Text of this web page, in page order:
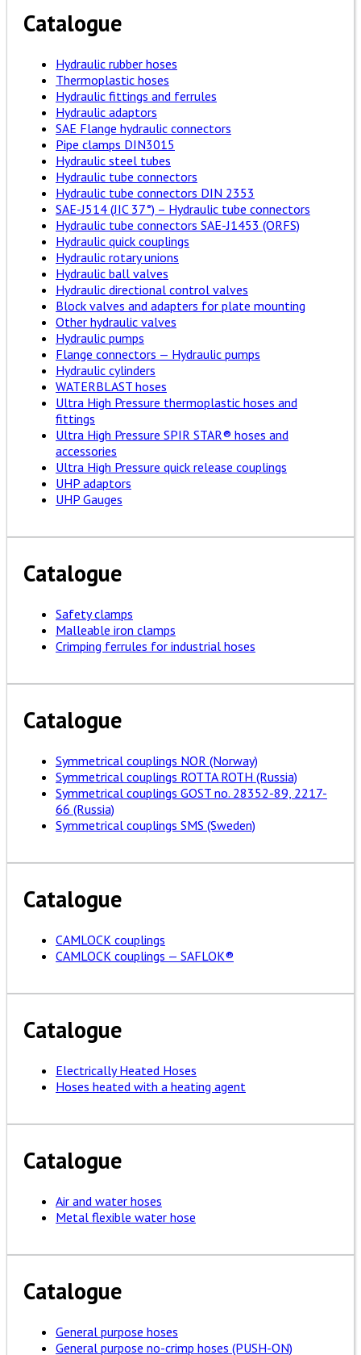
Catalogue
Hydraulic rubber hoses
Thermoplastic hoses
Hydraulic fittings and ferrules
Hydraulic adaptors
SAE Flange hydraulic connectors
Pipe clamps DIN3015
Hydraulic steel tubes
Hydraulic tube connectors
Hydraulic tube connectors DIN 2353
SAE-J514 (JIC 37°) – Hydraulic tube connectors
Hydraulic tube connectors SAE-J1453 (ORFS)
Hydraulic quick couplings
Hydraulic rotary unions
Hydraulic ball valves
Hydraulic directional control valves
Block valves and adapters for plate mounting
Other hydraulic valves
Hydraulic pumps
Flange connectors — Hydraulic pumps
Hydraulic cylinders
WATERBLAST hoses
Ultra High Pressure thermoplastic hoses and
fittings
Ultra High Pressure SPIR STAR® hoses and
accessories
Ultra High Pressure quick release couplings
UHP adaptors
UHP Gauges
Catalogue
Safety clamps
Malleable iron clamps
Crimping ferrules for industrial hoses
Catalogue
Symmetrical couplings NOR (Norway)
Symmetrical couplings ROTTA ROTH (Russia)
Symmetrical couplings GOST no. 28352-89, 2217-
66 (Russia)
Symmetrical couplings SMS (Sweden)
Catalogue
CAMLOCK couplings
CAMLOCK couplings — SAFLOK®
Catalogue
Electrically Heated Hoses
Hoses heated with a heating agent
Catalogue
Air and water hoses
Metal flexible water hose
Catalogue
General purpose hoses
General purpose no-crimp hoses (PUSH-ON)